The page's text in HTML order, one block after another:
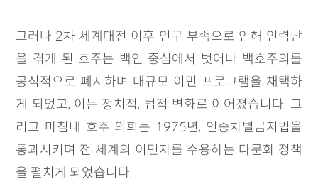
그러나 2차 세계대전 이후 인구 부족으로 인해 인력난
을 겪게 된 호주는 백인 중심에서 벗어나 백호주의를
공식적으로 폐지하며 대규모 이민 프로그램을 채택하
게 되었고, 이는 정치적, 법적 변화로 이어졌습니다. 그
리고 마침내 호주 의회는 1975년, 인종차별금지법을
통과시키며 전 세계의 이민자를 수용하는 다문화 정책
을 펼치게 되었습니다.